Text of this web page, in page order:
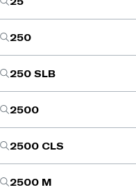
250
250 SLB
2500
2500 CLS
2500 M